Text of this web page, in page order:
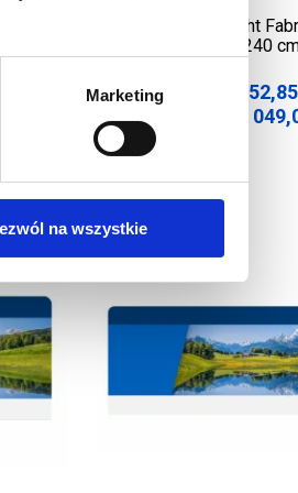
Marketing
na wszystkie
Printout for Straight
300 x 240
852,85
1